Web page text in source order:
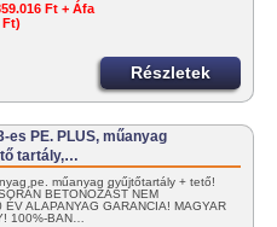
Ft + Áfa
Ft)
Részletek
es PE. PLUS, műanyag
tartály,…
pe. műanyag gyűjtőtartály + tető!
BETONOZÁST NEM
ÉV ALAPANYAG GARANCIA! MAGYAR
100%-BAN…